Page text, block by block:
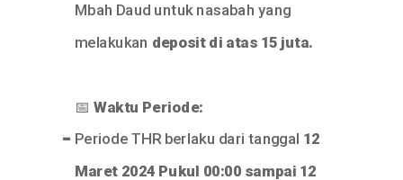
Mbah Daud untuk nasabah yang
melakukan deposit di atas 15 juta.
📅 Waktu Periode:
Periode THR berlaku dari tanggal 12
Maret 2024 Pukul 00:00 sampai 12
-